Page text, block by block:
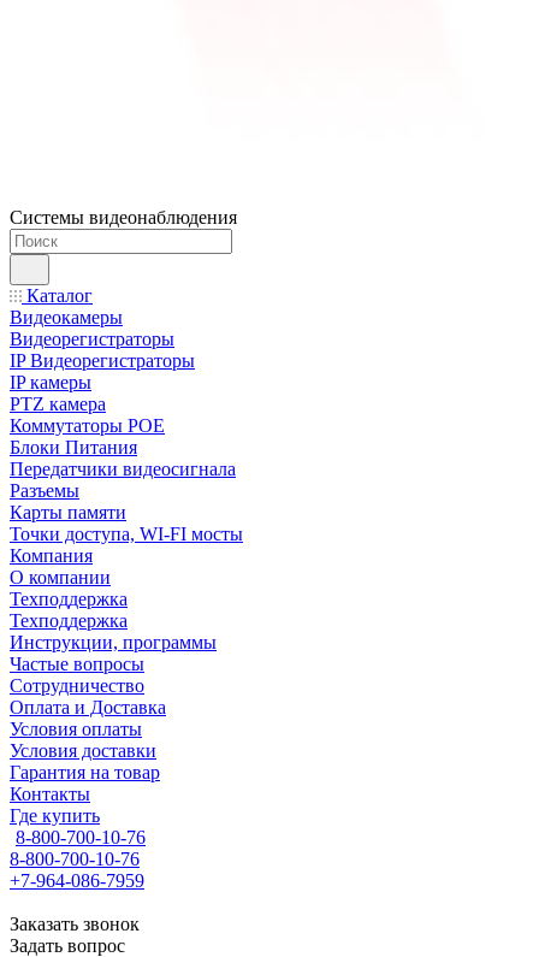
Системы видеонаблюдения
Каталог
Видеокамеры
Видеорегистраторы
IP Видеорегистраторы
IP камеры
PTZ камера
Коммутаторы POE
Блоки Питания
Передатчики видеосигнала
Разъемы
Карты памяти
Точки доступа, WI-FI мосты
Компания
О компании
Техподдержка
Техподдержка
Инструкции, программы
Частые вопросы
Сотрудничество
Оплата и Доставка
Условия оплаты
Условия доставки
Гарантия на товар
Контакты
Где купить
8-800-700-10-76
8-800-700-10-76
+7-964-086-7959
Заказать звонок
Задать вопрос